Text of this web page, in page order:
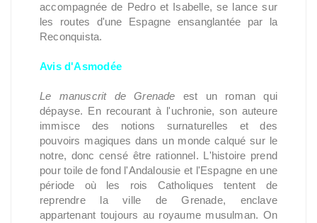
accompagnée de Pedro et Isabelle, se lance sur
les routes d'une Espagne ensanglantée par la
Reconquista.
Avis d'Asmodée
Le manuscrit de Grenade est un roman qui
dépayse. En recourant à l'uchronie, son auteure
immisce des notions surnaturelles et des
pouvoirs magiques dans un monde calqué sur le
notre, donc censé être rationnel. L'histoire prend
pour toile de fond l'Andalousie et l'Espagne en une
période où les rois Catholiques tentent de
reprendre la ville de Grenade, enclave
appartenant toujours au royaume musulman. On